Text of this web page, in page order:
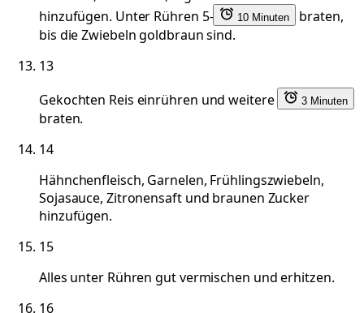
hinzufügen. Unter Rühren 5-
10 Minuten
braten,
bis die Zwiebeln goldbraun sind.
13
Gekochten Reis einrühren und weitere
3 Minuten
braten.
14
Hähnchenfleisch, Garnelen, Frühlingszwiebeln,
Sojasauce, Zitronensaft und braunen Zucker
hinzufügen.
15
Alles unter Rühren gut vermischen und erhitzen.
16